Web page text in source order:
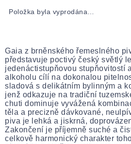
Položka byla vyprodána…
Gaia z brněnského řemeslného
představuje poctivý český světlý
jedenáctistupňovou stupňovitostí
alkoholu cílí na dokonalou
sladová s delikátním bylinným a
jenž odkazuje na tradiční
chuti dominuje vyvážená
těla a precizně dávkované,
piva je lehká a jiskrná,
Zakončení je příjemně suché a
celkově harmonický charakter